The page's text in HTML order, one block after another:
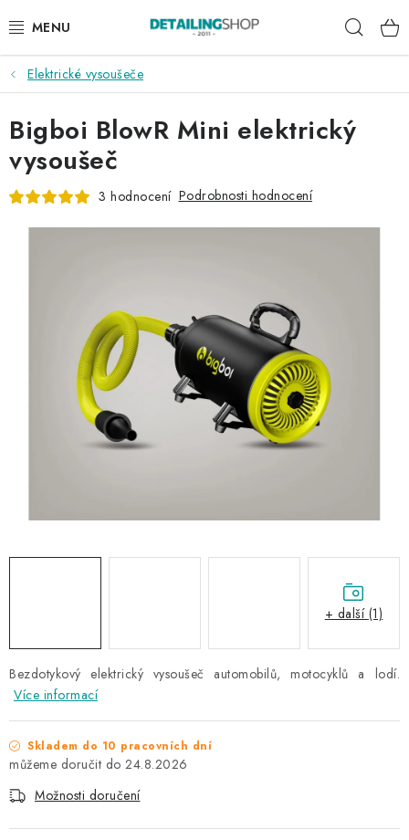
na
AKCE
NOVINKY
EXTERIÉR
DÁRKOVÉ SADY A POUKAZY
NAŠE SLUŽBY
BYDLENÍ
Elektrické vysoušeče
Bezdotykový elektrický vysoušeč automobilů, motocyklů a lodí.
Více informací
Skladem do 10 pracovních dní
24.8.2026
Možnosti doručení
Bigboi BlowR Mini elektrický
vysoušeč
3 hodnocení Podrobnosti hodnocení
+ další (1)